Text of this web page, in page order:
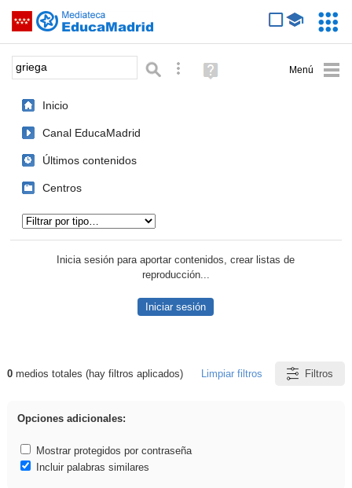
Saltar navegación
Palabra o frase: Búsqueda avanzada
Ayuda
(en
Inicio
Canal EducaMadrid
Últimos contenidos
Centros
Inicia sesión para aportar contenidos, crear listas de
reproducción...
Iniciar sesión
Resultados de: griega
0medios totales (hay filtros aplicados) Limpiar filtros Filtros
Opciones adicionales:
Mostrar protegidos por contraseña
Incluir palabras similares